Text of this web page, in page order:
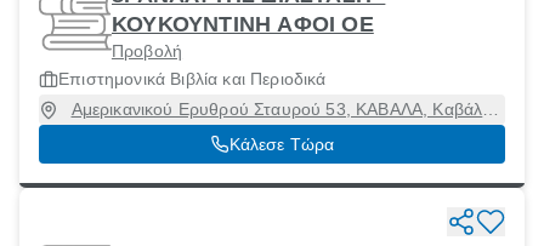
ΚΟΥΚΟΥΝΤΙΝΗ ΑΦΟΙ ΟΕ
Προβολή
Επιστημονικά Βιβλία και Περιοδικά
Αμερικανικού Ερυθρού Σταυρού 53, ΚΑΒΑΛΑ, Καβάλα
[Δήμος], Καβάλα, 65201
Κάλεσε Τώρα